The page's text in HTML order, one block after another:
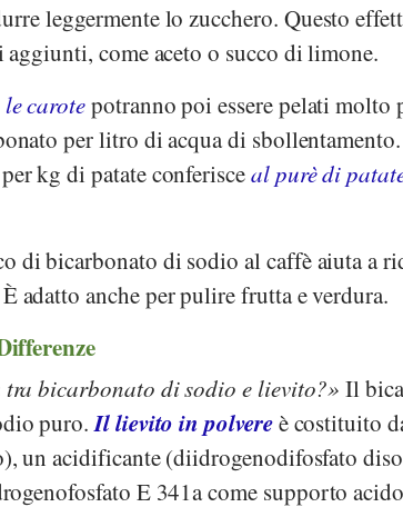
leggermente lo zucchero. Questo
come aceto o succo di limone.
le carotepotranno poi essere pelati molto
per litro di acqua di
kg di patate conferisceal purè di
di bicarbonato di sodio al caffè aiuta a
adatto anche per pulire frutta e verdura.
tra bicarbonato di sodio e lievito? Il
puro.Il lievito in polvereè costituito
un acidificante (diidrogenodifosfato
E 341a come supporto